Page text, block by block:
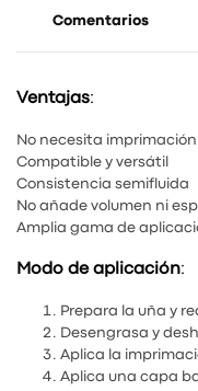
Comentarios
Ventajas:
No necesita
Compatible y versátil
Consistencia semifluida
No añade volumen ni
Amplia gama de
Modo de aplicación:
Prepara la uña y
Desengrasa y
Aplica la
Aplica una capa